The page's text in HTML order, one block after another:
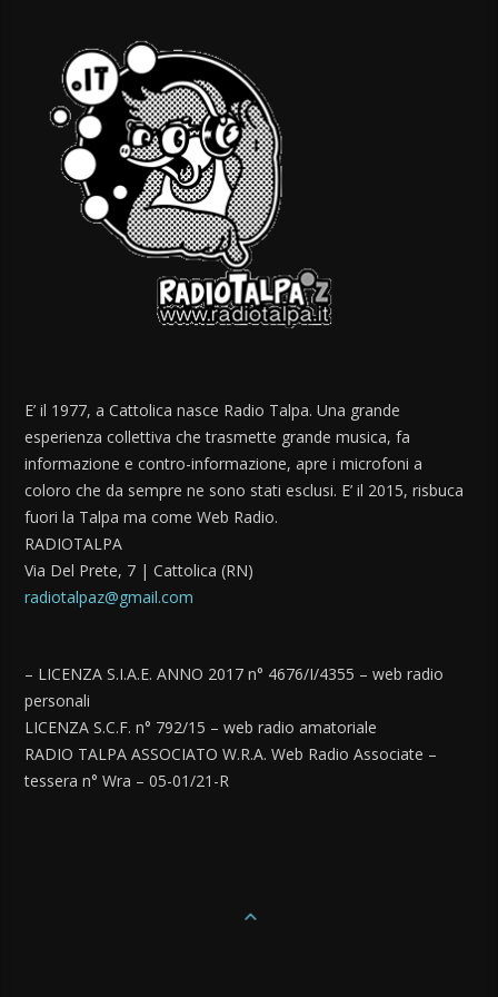
E’ il 1977, a Cattolica nasce Radio Talpa. Una grande
esperienza collettiva che trasmette grande musica, fa
informazione e contro-informazione, apre i microfoni a
coloro che da sempre ne sono stati esclusi. E’ il 2015, risbuca
fuori la Talpa ma come Web Radio.
RADIOTALPA
Via Del Prete, 7 | Cattolica (RN)
radiotalpaz@gmail.com
– LICENZA S.I.A.E. ANNO 2017 n° 4676/I/4355 – web radio
personali
LICENZA S.C.F. n° 792/15 – web radio amatoriale
RADIO TALPA ASSOCIATO W.R.A. Web Radio Associate –
tessera n° Wra – 05-01/21-R